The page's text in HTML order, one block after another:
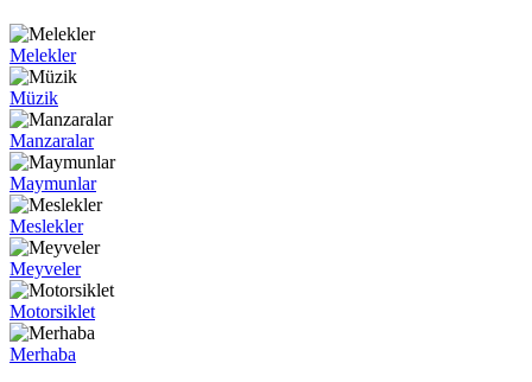
Melekler
Müzik
Manzaralar
Maymunlar
Meslekler
Meyveler
Motorsiklet
Merhaba